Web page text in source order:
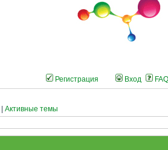
Регистрация Вход FAQ
Активные темы